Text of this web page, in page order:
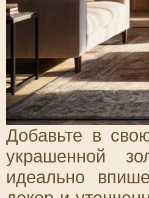
Добавьте в
украшенной
идеально